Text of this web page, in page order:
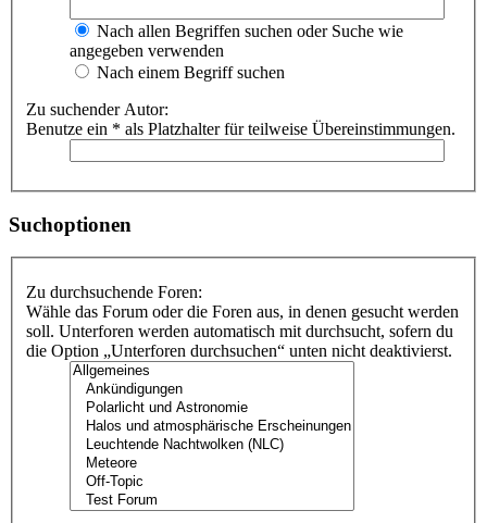
Nach allen Begriffen suchen oder Suche wie
angegeben verwenden
Nach einem Begriff suchen
Zu suchender Autor:
Benutze ein * als Platzhalter für teilweise Übereinstimmungen.
Suchoptionen
Zu durchsuchende Foren:
Wähle das Forum oder die Foren aus, in denen gesucht werden
soll. Unterforen werden automatisch mit durchsucht, sofern du
die Option „Unterforen durchsuchen“ unten nicht deaktivierst.